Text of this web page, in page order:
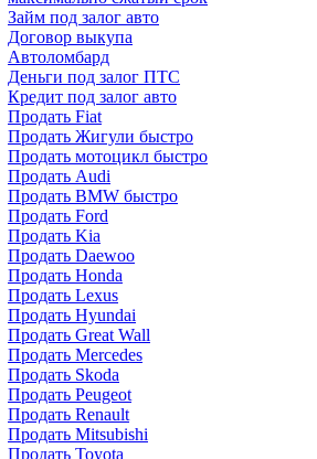
Займ под залог авто
Договор выкупа
Автоломбард
Деньги под залог ПТС
Кредит под залог авто
Продать Fiat
Продать Жигули быстро
Продать мотоцикл быстро
Продать Audi
Продать BMW быстро
Продать Ford
Продать Kia
Продать Daewoo
Продать Honda
Продать Lexus
Продать Hyundai
Продать Great Wall
Продать Mercedes
Продать Skoda
Продать Peugeot
Продать Renault
Продать Mitsubishi
Продать Toyota